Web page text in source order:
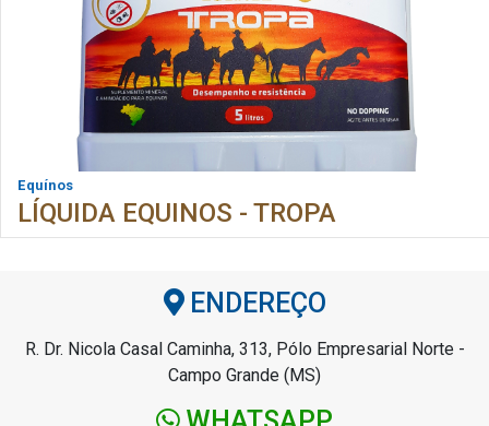
Equínos
LÍQUIDA EQUINOS - TROPA
ENDEREÇO
R. Dr. Nicola Casal Caminha, 313, Pólo Empresarial Norte -
Campo Grande (MS)